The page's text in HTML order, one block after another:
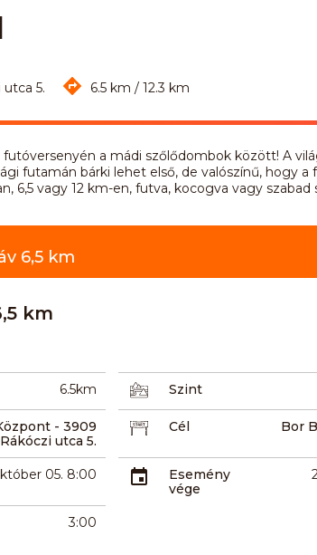
5. 6.5 km / 12.3 km
a mádi szőlődombok között! A
futamán bárki lehet első, de valószínű, hogy a
6,5 vagy 12 km-en, futva, kocogva vagy
6,5 km
km
6.5km Szint
- 3909
Rákóczi utca 5.
Cél
Bor
05. 8:00
Esemény
vége
3:00